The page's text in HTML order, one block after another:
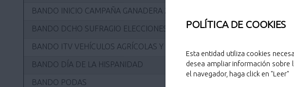
POLÍTICA DE COOKIES
Esta entidad utiliza cookies
desea ampliar información sobre
el navegador, haga click en "Leer"
BANDO INICIO CAMPAÑA GANADERA 2011
BANDO DCHO SUFRAGIO ELECCIONES MUNICIPALES
BANDO ITV VEHÍCULOS AGRÍCOLAS Y CICLOMOTORES A DOS RUEDAS
BANDO DÍA DE LA HISPANIDAD
BANDO PODAS